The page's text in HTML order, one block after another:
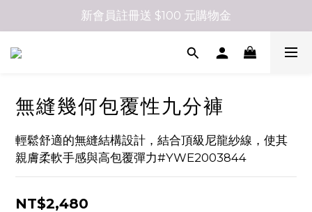
新會員註冊送 $100 元購物金
無縫幾何包覆性九分褲
輕鬆舒適的無縫結構設計，結合頂級尼龍紗線，使其
親膚柔軟手感與高包覆彈力#YWE2003844
NT$2,480